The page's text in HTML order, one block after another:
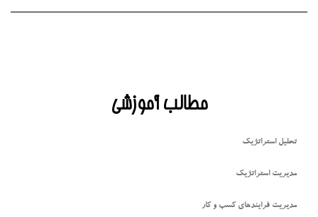
مطالب آموزشی
تحلیل استراتژیک
مدیریت استراتژیک
مدیریت فرایندهای کسب و کار